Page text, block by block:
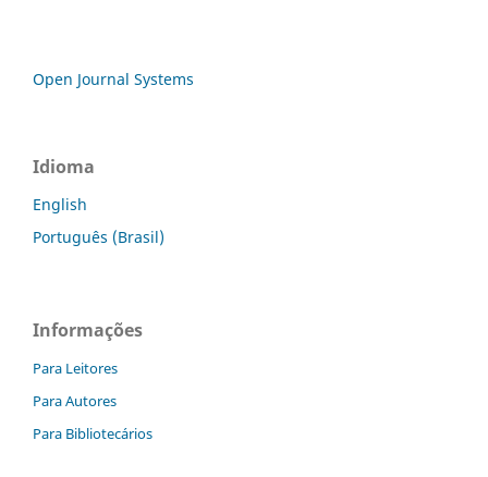
Open Journal Systems
Idioma
English
Português (Brasil)
Informações
Para Leitores
Para Autores
Para Bibliotecários